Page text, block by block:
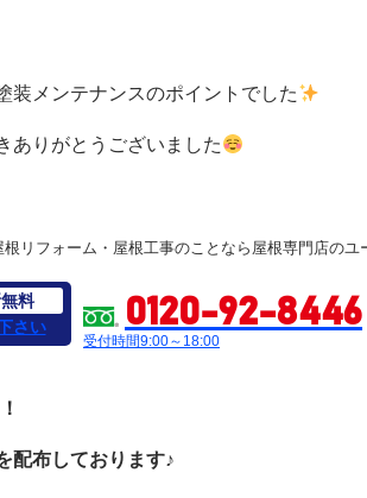
装メンテナンスのポイントでした
ありがとうございました
リフォーム・屋根工事のことなら屋根専門店の
料
さい
0120-92-8446
受付時間9:00～18:00
配布しております♪